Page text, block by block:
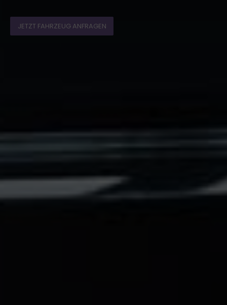
JETZT FAHRZEUG ANFRAGEN